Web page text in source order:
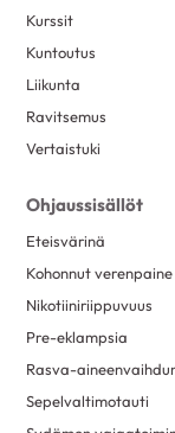
Kurssit
Kuntoutus
Liikunta
Ravitsemus
Vertaistuki
Ohjaussisällöt
Eteisvärinä
Kohonnut verenpaine
Nikotiiniriippuvuus
Pre-eklampsia
Rasva-
Sepelvaltimotauti